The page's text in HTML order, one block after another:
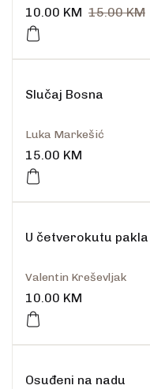
10.00 KM 15.00KM
Slučaj Bosna
Luka Markešić
15.00 KM
U četverokutu pakla
Valentin Kreševljak
10.00 KM
Osuđeni na nadu